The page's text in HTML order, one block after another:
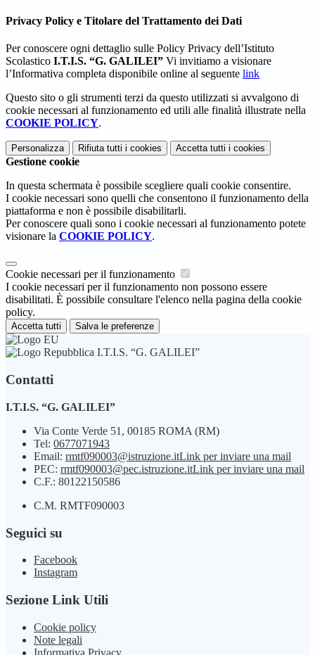
Privacy Policy e Titolare del Trattamento dei Dati
Per conoscere ogni dettaglio sulle Policy Privacy dell’Istituto
Scolastico I.T.I.S. “G. GALILEI” Vi invitiamo a visionare
l’Informativa completa disponibile online al seguente link
Questo sito o gli strumenti terzi da questo utilizzati si avvalgono di
cookie necessari al funzionamento ed utili alle finalità illustrate nella
COOKIE POLICY.
Personalizza Rifiuta tutti i cookies Accetta tutti i cookies
Gestione cookie
In questa schermata è possibile scegliere quali cookie consentire.
I cookie necessari sono quelli che consentono il funzionamento della
piattaforma e non è possibile disabilitarli.
Per conoscere quali sono i cookie necessari al funzionamento potete
visionare la COOKIE POLICY.
Cookie necessari per il funzionamento
I cookie necessari per il funzionamento non possono essere
disabilitati. È possibile consultare l'elenco nella pagina della cookie
policy.
Accetta tutti Salva le preferenze
I.T.I.S. “G. GALILEI”
Contatti
I.T.I.S. “G. GALILEI”
Via Conte Verde 51, 00185 ROMA (RM)
Tel: 0677071943
Email: rmtf090003@istruzione.itLink per inviare una mail
PEC: rmtf090003@pec.istruzione.itLink per inviare una mail
C.F.: 80122150586
C.M. RMTF090003
Seguici su
Facebook
Instagram
Sezione Link Utili
Cookie policy
Note legali
Informativa Privacy